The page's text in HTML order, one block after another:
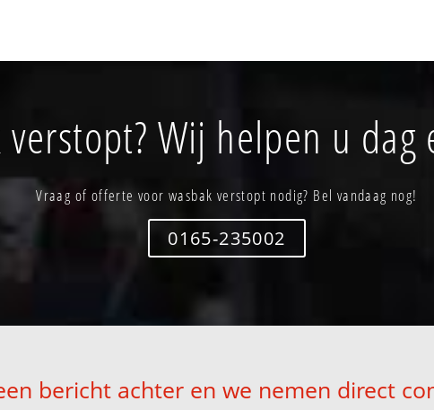
verstopt? Wij helpen u
Vraag of offerte voor wasbak verstopt nodig? Bel vandaag nog!
0165-235002
bericht achter en we nemen direct